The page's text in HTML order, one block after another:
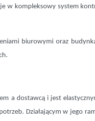
w kompleksowy system
biurowymi oraz
a dostawcą i jest
Działającym w jego